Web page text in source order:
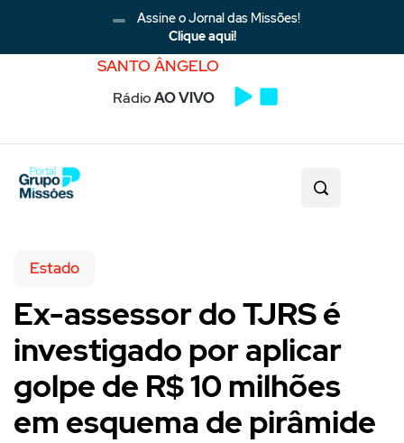
Assine o Jornal das Missões!
Clique aqui!
SANTO ÂNGELO
RádioAO VIVO
Estado
Ex-assessor do TJRS é
investigado por aplicar
golpe de R$ 10 milhões
em esquema de pirâmide